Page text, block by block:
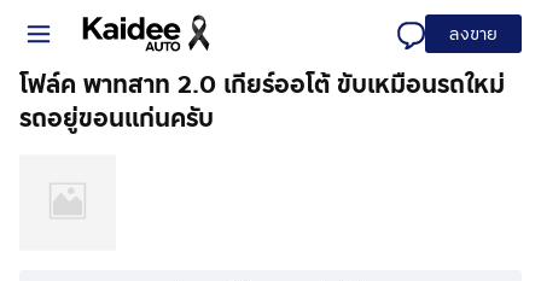
ลงขาย
โฟล์ค พาทสาท 2.0 เกียร์ออโต้ ขับเหมือนรถใหม่
รถอยู่ขอนแก่นครับ